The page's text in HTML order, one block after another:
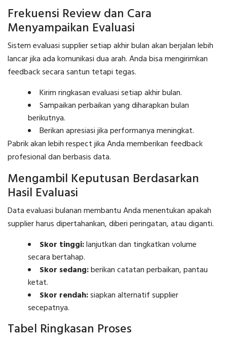
Frekuensi Review dan Cara
Menyampaikan Evaluasi
Sistem evaluasi supplier setiap akhir bulan akan berjalan lebih
lancar jika ada komunikasi dua arah. Anda bisa mengirimkan
feedback secara santun tetapi tegas.
Kirim ringkasan evaluasi setiap akhir bulan.
Sampaikan perbaikan yang diharapkan bulan
berikutnya.
Berikan apresiasi jika performanya meningkat.
Pabrik akan lebih respect jika Anda memberikan feedback
profesional dan berbasis data.
Mengambil Keputusan Berdasarkan
Hasil Evaluasi
Data evaluasi bulanan membantu Anda menentukan apakah
supplier harus dipertahankan, diberi peringatan, atau diganti.
Skor tinggi:lanjutkan dan tingkatkan volume
secara bertahap.
Skor sedang:berikan catatan perbaikan, pantau
ketat.
Skor rendah:siapkan alternatif supplier
secepatnya.
Tabel Ringkasan Proses